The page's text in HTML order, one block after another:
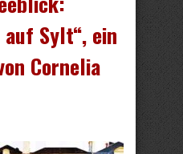
Sylt“, ein
Cornelia